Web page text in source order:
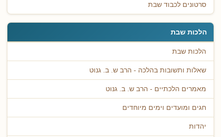
סרטונים לכבוד שבת
הלכות שבת
הלכות שבת
שאלות ותשובות בהלכה - הרב ש. ב. גנוט
מאמרים הלכתיים - הרב ש. ב. גנוט
חגים ומועדים וימים מיוחדים
יהדות